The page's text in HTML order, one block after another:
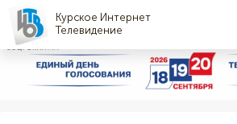
Курское Интернет
Телевидение
СОЦРЕКЛАМА